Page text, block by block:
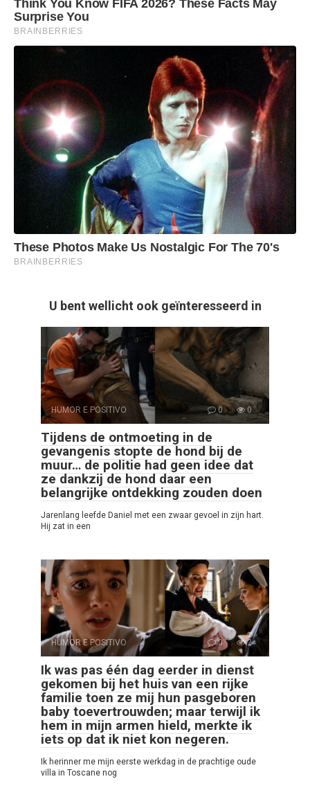
U bent wellicht ook geïnteresseerd in
HUMOR E POSITIVO 0 0
Tijdens de ontmoeting in de
gevangenis stopte de hond bij de
muur… de politie had geen idee dat
ze dankzij de hond daar een
belangrijke ontdekking zouden doen
Jarenlang leefde Daniel met een zwaar gevoel in zijn hart.
Hij zat in een
HUMOR E POSITIVO 0 2
Ik was pas één dag eerder in dienst
gekomen bij het huis van een rijke
familie toen ze mij hun pasgeboren
baby toevertrouwden; maar terwijl ik
hem in mijn armen hield, merkte ik
iets op dat ik niet kon negeren.
Ik herinner me mijn eerste werkdag in de prachtige oude
villa in Toscane nog